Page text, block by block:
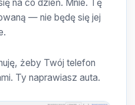
na co dzień. Mnie. Tę
— nie będę się jej
żeby Twój telefon
Ty naprawiasz auta.